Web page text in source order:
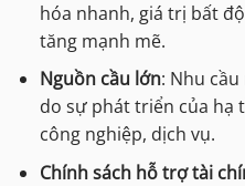
hóa nhanh, giá trị bất
tăng mạnh mẽ.
Nguồn cầu lớn: Nhu
do sự phát triển của hạ
công nghiệp, dịch vụ.
Chính sách hỗ trợ tài